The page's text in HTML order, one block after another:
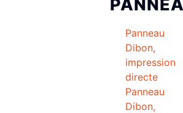
Panneau
Dibon,
impression
directe
Panneau
Dibon,